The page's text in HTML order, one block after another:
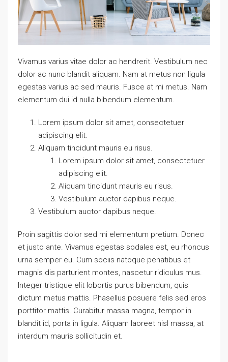
Vivamus varius vitae dolor ac hendrerit. Vestibulum nec
dolor ac nunc blandit aliquam. Nam at metus non ligula
egestas varius ac sed mauris. Fusce at mi metus. Nam
elementum dui id nulla bibendum elementum.
Lorem ipsum dolor sit amet, consectetuer
adipiscing elit.
Aliquam tincidunt mauris eu risus.
Lorem ipsum dolor sit amet, consectetuer
adipiscing elit.
Aliquam tincidunt mauris eu risus.
Vestibulum auctor dapibus neque.
Vestibulum auctor dapibus neque.
Proin sagittis dolor sed mi elementum pretium. Donec
et justo ante. Vivamus egestas sodales est, eu rhoncus
urna semper eu. Cum sociis natoque penatibus et
magnis dis parturient montes, nascetur ridiculus mus.
Integer tristique elit lobortis purus bibendum, quis
dictum metus mattis. Phasellus posuere felis sed eros
porttitor mattis. Curabitur massa magna, tempor in
blandit id, porta in ligula. Aliquam laoreet nisl massa, at
interdum mauris sollicitudin et.